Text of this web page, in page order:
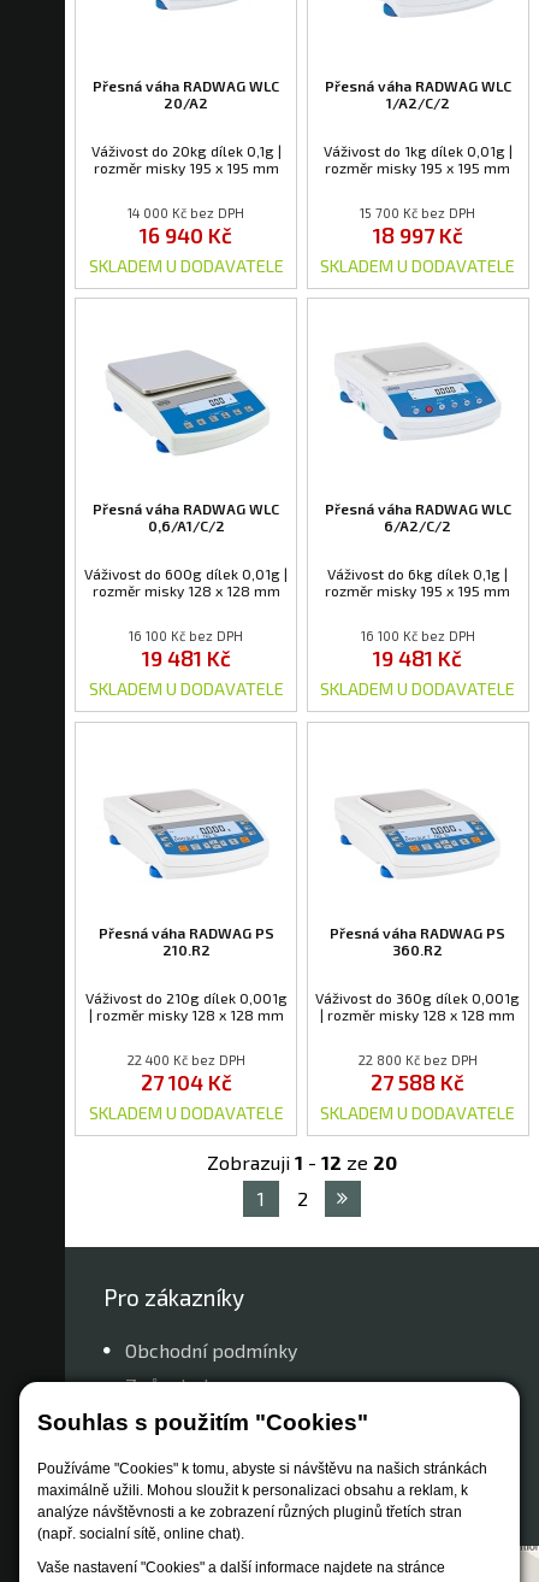
Souhlas s použitím "Cookies"
Používáme "Cookies" k tomu, abyste si návštěvu na našich stránkách
maximálně užili. Mohou sloužit k personalizaci obsahu a reklam, k
analýze návštěvnosti a ke zobrazení různých pluginů třetích stran
(např. socialní sítě, online chat).
Vaše nastavení "Cookies" a další informace najdete na stránce
Přesná váha RADWAG WLC
20/A2
Váživost do 20kg dílek 0,1g |
rozměr misky 195 x 195 mm
14 000 Kč bez DPH
16 940 Kč
SKLADEM U DODAVATELE
Přesná váha RADWAG WLC
1/A2/C/2
Váživost do 1kg dílek 0,01g |
rozměr misky 195 x 195 mm
15 700 Kč bez DPH
18 997 Kč
SKLADEM U DODAVATELE
Přesná váha RADWAG WLC
0,6/A1/C/2
Váživost do 600g dílek 0,01g |
rozměr misky 128 x 128 mm
16 100 Kč bez DPH
19 481 Kč
SKLADEM U DODAVATELE
Přesná váha RADWAG WLC
6/A2/C/2
Váživost do 6kg dílek 0,1g |
rozměr misky 195 x 195 mm
16 100 Kč bez DPH
19 481 Kč
SKLADEM U DODAVATELE
Přesná váha RADWAG PS
210.R2
Váživost do 210g dílek 0,001g
| rozměr misky 128 x 128 mm
22 400 Kč bez DPH
27 104 Kč
SKLADEM U DODAVATELE
Přesná váha RADWAG PS
360.R2
Váživost do 360g dílek 0,001g
| rozměr misky 128 x 128 mm
22 800 Kč bez DPH
27 588 Kč
SKLADEM U DODAVATELE
Zobrazuji 1 - 12 ze 20
1
2
Pro zákazníky
Obchodní podmínky
Způsob dopravy
Zastoupení značek
Nastavení soukromí